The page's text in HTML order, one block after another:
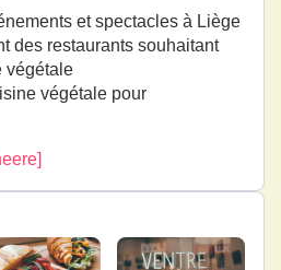
et spectacles à Liège
des restaurants souhaitant
végétale
végétale pour